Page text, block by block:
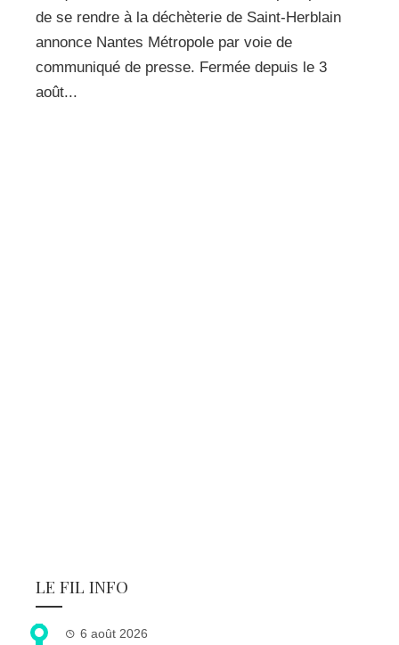
de se rendre à la déchèterie de Saint-Herblain
annonce Nantes Métropole par voie de
communiqué de presse. Fermée depuis le 3
août...
LE FIL INFO
6 août 2026